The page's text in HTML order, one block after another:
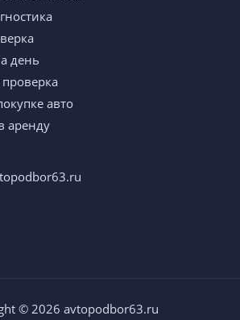
день
авто
аренду
© 2026 avtopodbor63.ru